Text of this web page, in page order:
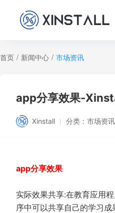
首页 / 新闻中心 / 市场资讯
app分享效果-
Xinstall 分类： 市场资讯
app分享效果
实际效果共享:在教育应用
序中可以共享自己的学习